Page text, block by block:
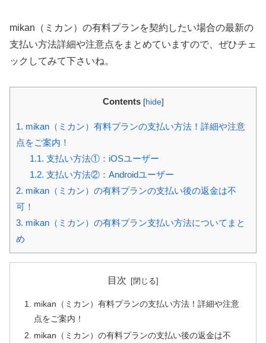
mikan（ミカン）の有料プランを契約したい場合の最新の
支払い方法詳細や注意点をまとめていますので、ぜひチェ
ックしてみて下さいね。
Contents [hide]
1. mikan（ミカン）有料プランの支払い方法！詳細や注意
点をご案内！
1.1. 支払い方法①：iOSユーザー
1.2. 支払い方法②：Androidユーザー
2. mikan（ミカン）の有料プランの支払い後の返金は不
可！
3. mikan（ミカン）の有料プラン支払い方法についてまと
め
目次
mikan（ミカン）有料プランの支払い方法！詳細や注意
点をご案内！
mikan（ミカン）の有料プランの支払い後の返金は不